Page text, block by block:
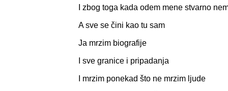
I zbog toga kada odem mene stvarno
A sve se čini kao tu sam
Ja mrzim biografije
I sve granice i pripadanja
I mrzim ponekad što ne mrzim ljude